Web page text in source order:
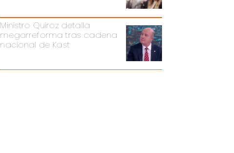
Ministro Quiroz detalla
megarreforma tras cadena
nacional de Kast